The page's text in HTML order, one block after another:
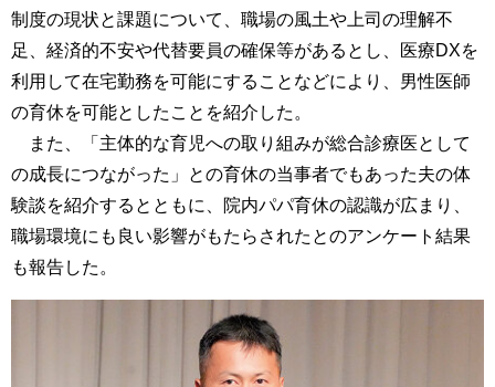
制度の現状と課題について、職場の風土や上司の理解不
足、経済的不安や代替要員の確保等があるとし、医療DXを
利用して在宅勤務を可能にすることなどにより、男性医師
の育休を可能としたことを紹介した。
また、「主体的な育児への取り組みが総合診療医として
の成長につながった」との育休の当事者でもあった夫の体
験談を紹介するとともに、院内パパ育休の認識が広まり、
職場環境にも良い影響がもたらされたとのアンケート結果
も報告した。